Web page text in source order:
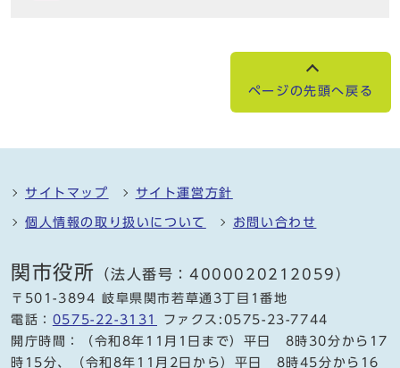
ページの先頭へ戻る
サイトマップ サイト運営方針
個人情報の取り扱いについて お問い合わせ
関市役所 （法人番号：4000020212059）
〒501-3894 岐阜県関市若草通3丁目1番地
電話： 0575-22-3131
ファクス:0575-23-7744
開庁時間：（令和8年11月1日まで）平日 8時30分から17
時15分、（令和8年11月2日から）平日 8時45分から16